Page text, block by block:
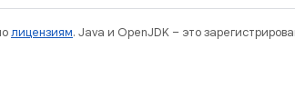
лицензиям. Java и OpenJDK – это